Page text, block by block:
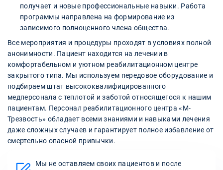
получает и новые профессиональные навыки. Работа
программы направлена на формирование из
зависимого полноценного члена общества.
Все мероприятия и процедуры проходят в условиях полной
анонимности. Пациент находится на лечении в
комфортабельном и уютном реабилитационном центре
закрытого типа. Мы используем передовое оборудование и
подбираем штат высококвалифицированного
медперсонала с теплотой и заботой относящегося к нашим
пациентам. Персонал реабилитационного центра «М-
Трезвость» обладает всеми знаниями и навыками лечения
даже сложных случаев и гарантирует полное избавление от
смертельно опасной привычки.
Мы не оставляем своих пациентов и после